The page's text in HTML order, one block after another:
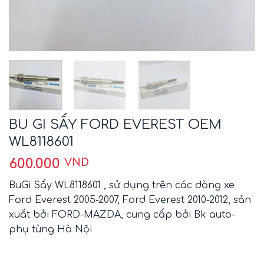
BU GI SẤY FORD EVEREST OEM
WL8118601
600.000 VND
BuGi Sấy WL8118601 , sử dụng trên các dòng xe
Ford Everest 2005-2007, Ford Everest 2010-2012, sản
xuất bởi FORD-MAZDA, cung cấp bởi Bk auto-
phụ tùng Hà Nội